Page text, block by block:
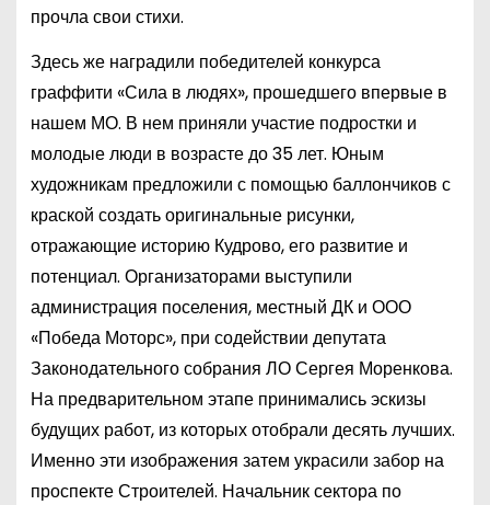
прочла свои стихи.
Здесь же наградили победителей конкурса
граффити «Сила в людях», прошедшего впервые в
нашем МО. В нем приняли участие подростки и
молодые люди в возрасте до 35 лет. Юным
художникам предложили с помощью баллончиков с
краской создать оригинальные рисунки,
отражающие историю Кудрово, его развитие и
потенциал. Организаторами выступили
администрация поселения, местный ДК и ООО
«Победа Моторс», при содействии депутата
Законодательного собрания ЛО Сергея Моренкова.
На предварительном этапе принимались эскизы
будущих работ, из которых отобрали десять лучших.
Именно эти изображения затем украсили забор на
проспекте Строителей. Начальник сектора по